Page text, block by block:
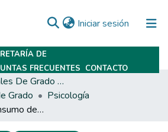
Iniciar sesión (current)
DE
FRECUENTES CONTACTO
Trabajos Finales De Grado Y Posgrado
Grado
Psicología
Prevención de consumo de sustancias: implementación de taller psicoeducativo en I.P.E.M. N°193 José María Paz